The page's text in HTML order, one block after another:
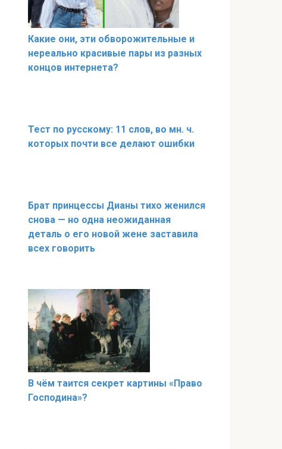
Какие они, эти обворожительные и
нереально красивые пары из разных
концов интернета?
Тест по русскому: 11 слов, во мн. ч.
которых почти все делают ошибки
Брат принцессы Дианы тихо женился
снова — но одна неожиданная
деталь о его новой жене заставила
всех говорить
В чём таится секрет картины «Право
Господина»?